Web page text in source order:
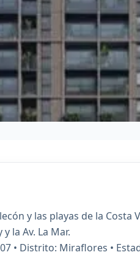
y las playas de la
la Av. La Mar.
• Distrito: Miraflores •